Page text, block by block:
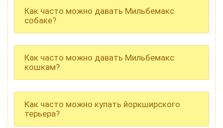
Как часто можно давать Мильбемакс
собаке?
Как часто можно давать Мильбемакс
кошкам?
Как часто можно купать йоркширского
терьера?